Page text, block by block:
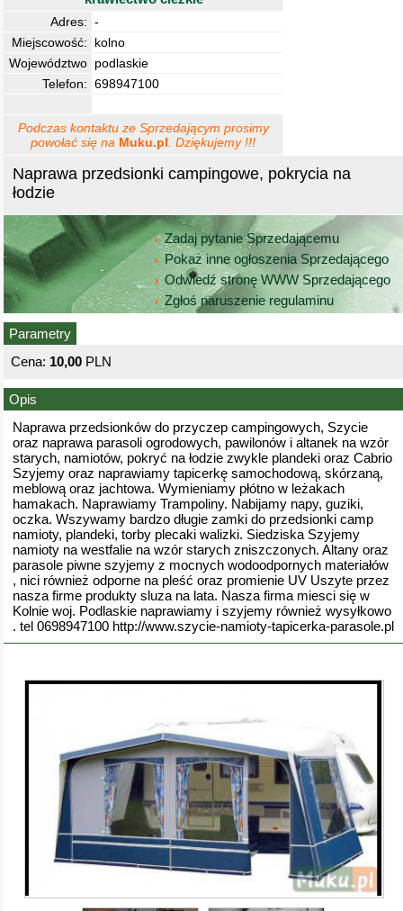
Naprawa przedsionki campingowe, pokrycia na
łodzie
Zadaj pytanie Sprzedającemu
Pokaż inne ogłoszenia Sprzedającego
Odwiedź stronę WWW Sprzedającego
Zgłoś naruszenie regulaminu
Parametry
Cena: 10,00 PLN
Adres: -
Miejscowość:
kolno
Województwo podlaskie
Telefon: 698947100
Podczas kontaktu ze Sprzedającym prosimy
powołać się na Muku.pl . Dziękujemy !!!
Opis
Naprawa przedsionków do przyczep campingowych, Szycie
oraz naprawa parasoli ogrodowych, pawilonów i altanek na wzór
starych, namiotów, pokryć na łodzie zwykle plandeki oraz Cabrio
Szyjemy oraz naprawiamy tapicerkę samochodową, skórzaną,
meblową oraz jachtowa. Wymieniamy płótno w leżakach
hamakach. Naprawiamy Trampoliny. Nabijamy napy, guziki,
oczka. Wszywamy bardzo długie zamki do przedsionki camp
namioty, plandeki, torby plecaki walizki. Siedziska Szyjemy
namioty na westfalie na wzór starych zniszczonych. Altany oraz
parasole piwne szyjemy z mocnych wodoodpornych materiałów
, nici również odporne na pleść oraz promienie UV Uszyte przez
nasza firme produkty sluza na lata. Nasza firma miesci się w
Kolnie woj. Podlaskie naprawiamy i szyjemy również wysyłkowo
. tel 0698947100 http://www.szycie-namioty-tapicerka-parasole.pl